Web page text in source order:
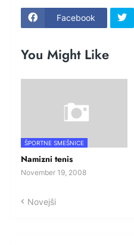
Facebook
You Might Like
ŠPORTNE SMEŠNICE
Namizni tenis
November 19, 2008
Novejši